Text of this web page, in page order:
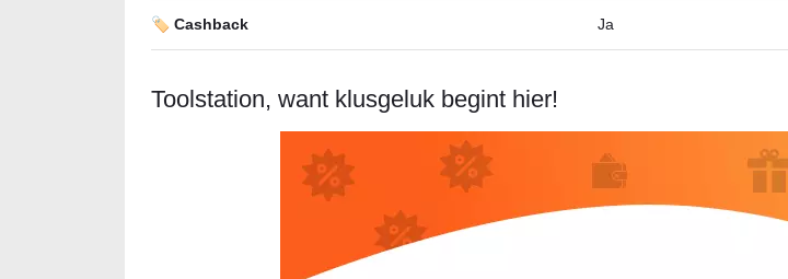
🏷️ Cashback Ja
Toolstation, want klusgeluk begint hier!